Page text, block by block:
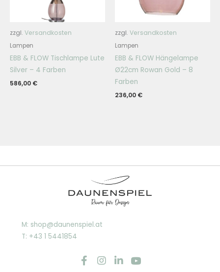
zzgl. Versandkosten
Lampen
EBB & FLOW Tischlampe Lute
Silver – 4 Farben
586,00 €
zzgl. Versandkosten
Lampen
EBB & FLOW Hängelampe
Ø22cm Rowan Gold – 8
Farben
236,00 €
M: shop@daunenspiel.at
T: +43 1 5441854